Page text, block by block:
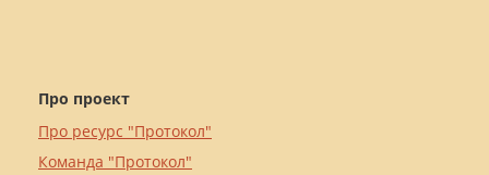
Про проект
Про ресурс "Протокол"
Команда "Протокол"